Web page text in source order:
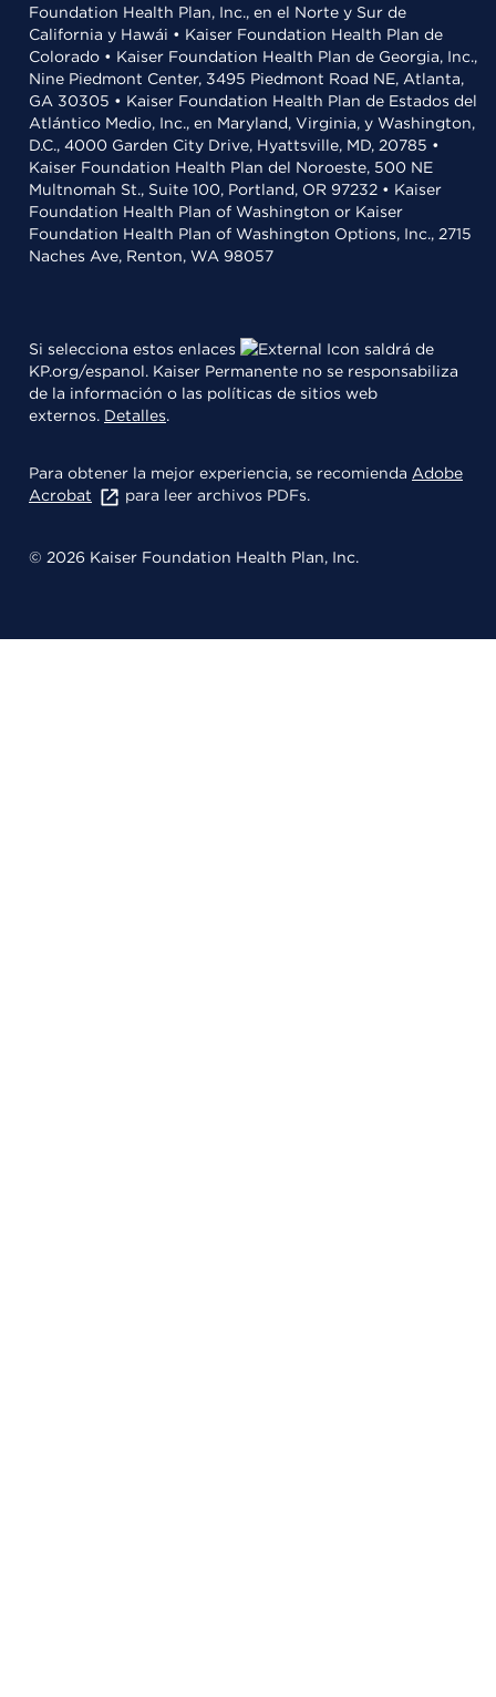
Foundation Health Plan, Inc., en el Norte y Sur de
California y Hawái • Kaiser Foundation Health Plan de
Colorado • Kaiser Foundation Health Plan de Georgia, Inc.,
Nine Piedmont Center, 3495 Piedmont Road NE, Atlanta,
GA 30305 • Kaiser Foundation Health Plan de Estados del
Atlántico Medio, Inc., en Maryland, Virginia, y Washington,
D.C., 4000 Garden City Drive, Hyattsville, MD, 20785 •
Kaiser Foundation Health Plan del Noroeste, 500 NE
Multnomah St., Suite 100, Portland, OR 97232 • Kaiser
Foundation Health Plan of Washington or Kaiser
Foundation Health Plan of Washington Options, Inc., 2715
Naches Ave, Renton, WA 98057
Si selecciona estos enlaces
saldrá de
KP.org/espanol. Kaiser Permanente no se responsabiliza
de la información o las políticas de sitios web
externos. Detalles.
Para obtener la mejor experiencia, se recomienda Adobe
Acrobat
para leer archivos PDFs.
© 2026 Kaiser Foundation Health Plan, Inc.